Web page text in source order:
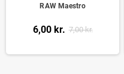
RAW Maestro
6,00 kr. 7,00 kr.